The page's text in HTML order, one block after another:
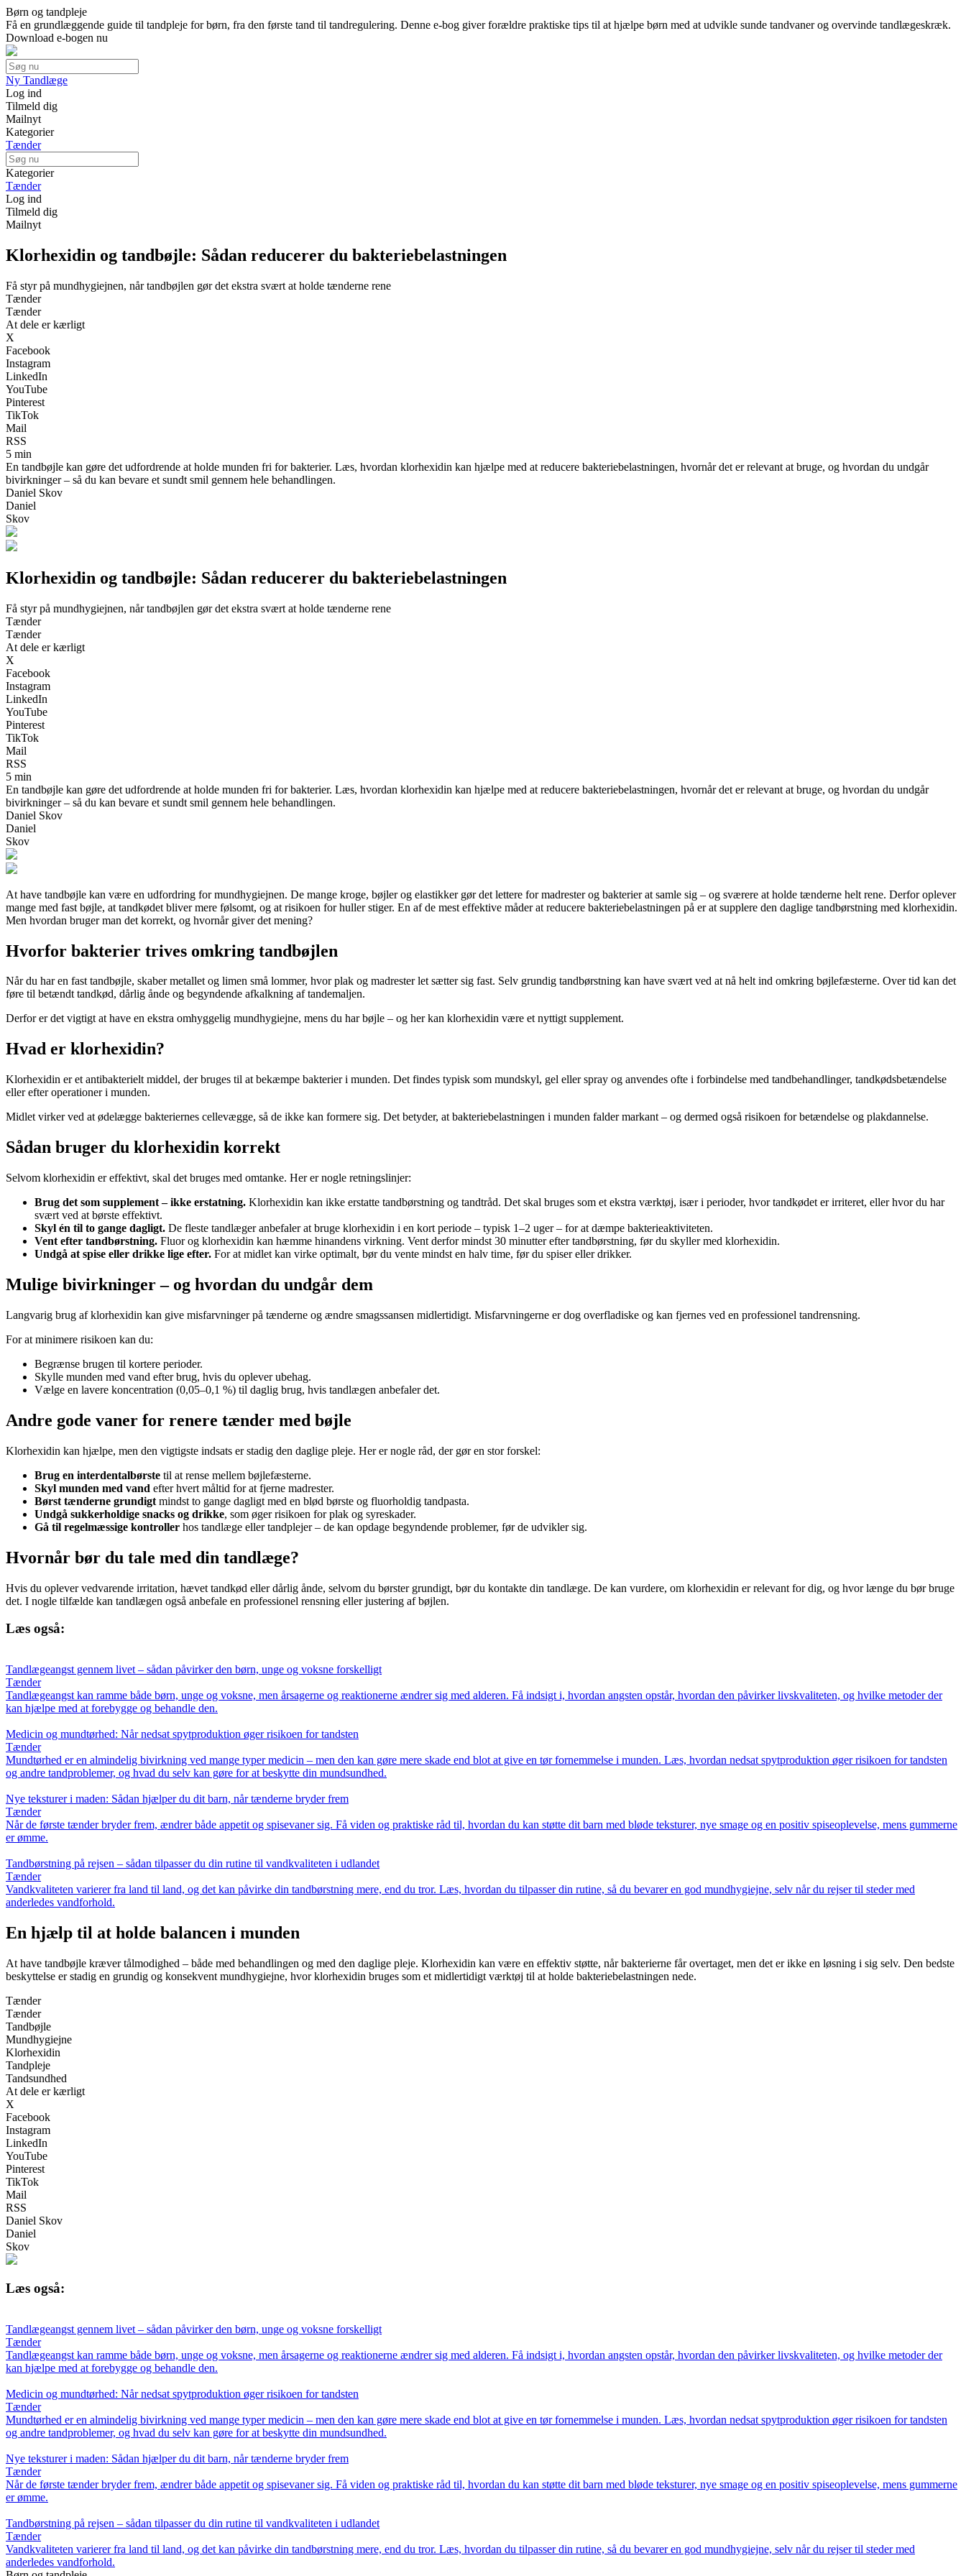
Børn og tandpleje
Få en grundlæggende guide til tandpleje for børn, fra den første tand til tandregulering. Denne e-bog giver forældre praktiske tips til at hjælpe børn med at udvikle sunde tandvaner og overvinde tandlægeskræk.
Download e-bogen nu
Ny Tandlæge
Log ind
Tilmeld dig
Mailnyt
Kategorier
Tænder
Kategorier
Tænder
Log ind
Tilmeld dig
Mailnyt
Klorhexidin og tandbøjle: Sådan reducerer du bakteriebelastningen
Få styr på mundhygiejnen, når tandbøjlen gør det ekstra svært at holde tænderne rene
Tænder
Tænder
At dele er kærligt
X
Facebook
Instagram
LinkedIn
YouTube
Pinterest
TikTok
Mail
RSS
5 min
En tandbøjle kan gøre det udfordrende at holde munden fri for bakterier. Læs, hvordan klorhexidin kan hjælpe med at reducere bakteriebelastningen, hvornår det er relevant at bruge, og hvordan du undgår
bivirkninger – så du kan bevare et sundt smil gennem hele behandlingen.
Daniel Skov
Daniel
Skov
Klorhexidin og tandbøjle: Sådan reducerer du bakteriebelastningen
Få styr på mundhygiejnen, når tandbøjlen gør det ekstra svært at holde tænderne rene
Tænder
Tænder
At dele er kærligt
X
Facebook
Instagram
LinkedIn
YouTube
Pinterest
TikTok
Mail
RSS
5 min
En tandbøjle kan gøre det udfordrende at holde munden fri for bakterier. Læs, hvordan klorhexidin kan hjælpe med at reducere bakteriebelastningen, hvornår det er relevant at bruge, og hvordan du undgår
bivirkninger – så du kan bevare et sundt smil gennem hele behandlingen.
Daniel Skov
Daniel
Skov
At have tandbøjle kan være en udfordring for mundhygiejnen. De mange kroge, bøjler og elastikker gør det lettere for madrester og bakterier at samle sig – og sværere at holde tænderne helt rene. Derfor oplever
mange med fast bøjle, at tandkødet bliver mere følsomt, og at risikoen for huller stiger. En af de mest effektive måder at reducere bakteriebelastningen på er at supplere den daglige tandbørstning med klorhexidin.
Men hvordan bruger man det korrekt, og hvornår giver det mening?
Hvorfor bakterier trives omkring tandbøjlen
Når du har en fast tandbøjle, skaber metallet og limen små lommer, hvor plak og madrester let sætter sig fast. Selv grundig tandbørstning kan have svært ved at nå helt ind omkring bøjlefæsterne. Over tid kan det
føre til betændt tandkød, dårlig ånde og begyndende afkalkning af tandemaljen.
Derfor er det vigtigt at have en ekstra omhyggelig mundhygiejne, mens du har bøjle – og her kan klorhexidin være et nyttigt supplement.
Hvad er klorhexidin?
Klorhexidin er et antibakterielt middel, der bruges til at bekæmpe bakterier i munden. Det findes typisk som mundskyl, gel eller spray og anvendes ofte i forbindelse med tandbehandlinger, tandkødsbetændelse
eller efter operationer i munden.
Midlet virker ved at ødelægge bakteriernes cellevægge, så de ikke kan formere sig. Det betyder, at bakteriebelastningen i munden falder markant – og dermed også risikoen for betændelse og plakdannelse.
Sådan bruger du klorhexidin korrekt
Selvom klorhexidin er effektivt, skal det bruges med omtanke. Her er nogle retningslinjer:
Brug det som supplement – ikke erstatning. Klorhexidin kan ikke erstatte tandbørstning og tandtråd. Det skal bruges som et ekstra værktøj, især i perioder, hvor tandkødet er irriteret, eller hvor du har
svært ved at børste effektivt.
Skyl én til to gange dagligt. De fleste tandlæger anbefaler at bruge klorhexidin i en kort periode – typisk 1–2 uger – for at dæmpe bakterieaktiviteten.
Vent efter tandbørstning. Fluor og klorhexidin kan hæmme hinandens virkning. Vent derfor mindst 30 minutter efter tandbørstning, før du skyller med klorhexidin.
Undgå at spise eller drikke lige efter. For at midlet kan virke optimalt, bør du vente mindst en halv time, før du spiser eller drikker.
Mulige bivirkninger – og hvordan du undgår dem
Langvarig brug af klorhexidin kan give misfarvninger på tænderne og ændre smagssansen midlertidigt. Misfarvningerne er dog overfladiske og kan fjernes ved en professionel tandrensning.
For at minimere risikoen kan du:
Begrænse brugen til kortere perioder.
Skylle munden med vand efter brug, hvis du oplever ubehag.
Vælge en lavere koncentration (0,05–0,1 %) til daglig brug, hvis tandlægen anbefaler det.
Andre gode vaner for renere tænder med bøjle
Klorhexidin kan hjælpe, men den vigtigste indsats er stadig den daglige pleje. Her er nogle råd, der gør en stor forskel:
Brug en interdentalbørste til at rense mellem bøjlefæsterne.
Skyl munden med vand efter hvert måltid for at fjerne madrester.
Børst tænderne grundigt mindst to gange dagligt med en blød børste og fluorholdig tandpasta.
Undgå sukkerholdige snacks og drikke, som øger risikoen for plak og syreskader.
Gå til regelmæssige kontroller hos tandlæge eller tandplejer – de kan opdage begyndende problemer, før de udvikler sig.
Hvornår bør du tale med din tandlæge?
Hvis du oplever vedvarende irritation, hævet tandkød eller dårlig ånde, selvom du børster grundigt, bør du kontakte din tandlæge. De kan vurdere, om klorhexidin er relevant for dig, og hvor længe du bør bruge
det. I nogle tilfælde kan tandlægen også anbefale en professionel rensning eller justering af bøjlen.
Læs også:
Tandlægeangst gennem livet – sådan påvirker den børn, unge og voksne forskelligt
Tænder
Tandlægeangst kan ramme både børn, unge og voksne, men årsagerne og reaktionerne ændrer sig med alderen. Få indsigt i, hvordan angsten opstår, hvordan den påvirker livskvaliteten, og hvilke metoder der
kan hjælpe med at forebygge og behandle den.
Medicin og mundtørhed: Når nedsat spytproduktion øger risikoen for tandsten
Tænder
Mundtørhed er en almindelig bivirkning ved mange typer medicin – men den kan gøre mere skade end blot at give en tør fornemmelse i munden. Læs, hvordan nedsat spytproduktion øger risikoen for tandsten
og andre tandproblemer, og hvad du selv kan gøre for at beskytte din mundsundhed.
Nye teksturer i maden: Sådan hjælper du dit barn, når tænderne bryder frem
Tænder
Når de første tænder bryder frem, ændrer både appetit og spisevaner sig. Få viden og praktiske råd til, hvordan du kan støtte dit barn med bløde teksturer, nye smage og en positiv spiseoplevelse, mens gummerne
er ømme.
Tandbørstning på rejsen – sådan tilpasser du din rutine til vandkvaliteten i udlandet
Tænder
Vandkvaliteten varierer fra land til land, og det kan påvirke din tandbørstning mere, end du tror. Læs, hvordan du tilpasser din rutine, så du bevarer en god mundhygiejne, selv når du rejser til steder med
anderledes vandforhold.
En hjælp til at holde balancen i munden
At have tandbøjle kræver tålmodighed – både med behandlingen og med den daglige pleje. Klorhexidin kan være en effektiv støtte, når bakterierne får overtaget, men det er ikke en løsning i sig selv. Den bedste
beskyttelse er stadig en grundig og konsekvent mundhygiejne, hvor klorhexidin bruges som et midlertidigt værktøj til at holde bakteriebelastningen nede.
Tænder
Tænder
Tandbøjle
Mundhygiejne
Klorhexidin
Tandpleje
Tandsundhed
At dele er kærligt
X
Facebook
Instagram
LinkedIn
YouTube
Pinterest
TikTok
Mail
RSS
Daniel Skov
Daniel
Skov
Læs også:
Tandlægeangst gennem livet – sådan påvirker den børn, unge og voksne forskelligt
Tænder
Tandlægeangst kan ramme både børn, unge og voksne, men årsagerne og reaktionerne ændrer sig med alderen. Få indsigt i, hvordan angsten opstår, hvordan den påvirker livskvaliteten, og hvilke metoder der
kan hjælpe med at forebygge og behandle den.
Medicin og mundtørhed: Når nedsat spytproduktion øger risikoen for tandsten
Tænder
Mundtørhed er en almindelig bivirkning ved mange typer medicin – men den kan gøre mere skade end blot at give en tør fornemmelse i munden. Læs, hvordan nedsat spytproduktion øger risikoen for tandsten
og andre tandproblemer, og hvad du selv kan gøre for at beskytte din mundsundhed.
Nye teksturer i maden: Sådan hjælper du dit barn, når tænderne bryder frem
Tænder
Når de første tænder bryder frem, ændrer både appetit og spisevaner sig. Få viden og praktiske råd til, hvordan du kan støtte dit barn med bløde teksturer, nye smage og en positiv spiseoplevelse, mens gummerne
er ømme.
Tandbørstning på rejsen – sådan tilpasser du din rutine til vandkvaliteten i udlandet
Tænder
Vandkvaliteten varierer fra land til land, og det kan påvirke din tandbørstning mere, end du tror. Læs, hvordan du tilpasser din rutine, så du bevarer en god mundhygiejne, selv når du rejser til steder med
anderledes vandforhold.